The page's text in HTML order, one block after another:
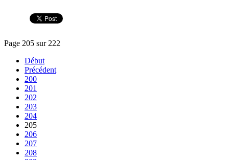
Page 205 sur 222
Début
Précédent
200
201
202
203
204
205
206
207
208